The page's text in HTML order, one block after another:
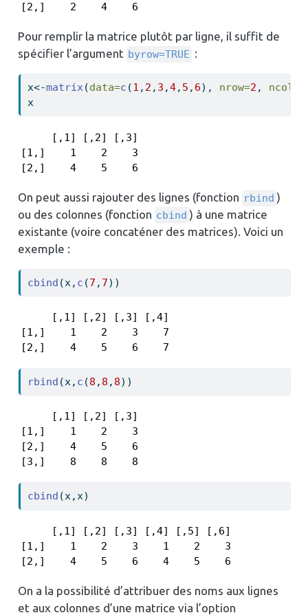
[2,]    2    4    6
Pour remplir la matrice plutôt par ligne, il suffit de
spécifier l’argument byrow=TRUE :
x<-matrix(data=c (1 , 2 , 3 ,4, 5 , 6), nrow=2 , ncol=
x
     [,1] [,2] [,3]
[1,]    1    2    3
[2,]    4    5    6
On peut aussi rajouter des lignes (fonction rbind )
ou des colonnes (fonction cbind ) à une matrice
existante (voire concaténer des matrices). Voici un
exemple :
cbind (x, c (7 , 7))
     [,1] [,2] [,3] [,4]
[1,]    1    2    3    7
[2,]    4    5    6    7
rbind (x, c (8 , 8 , 8))
     [,1] [,2] [,3]
[1,]    1    2    3
[2,]    4    5    6
[3,]    8    8    8
cbind (x,x)
     [,1] [,2] [,3] [,4] [,5] [,6]
[1,]    1    2    3    1    2    3
[2,]    4    5    6    4    5    6
On a la possibilité d’attribuer des noms aux lignes
et aux colonnes d’une matrice via l’option